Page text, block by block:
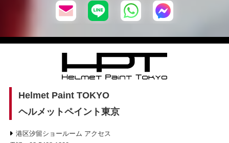
Helmet Paint TOKYO
ヘルメットペイント東京
港区汐留ショールーム アクセス